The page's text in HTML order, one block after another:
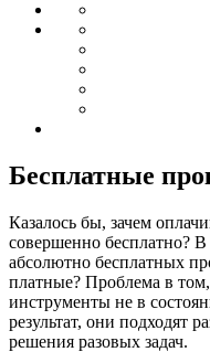
Бесплатные
Казалось бы, зачем
совершенно бесплатно?
абсолютно бесплатных
платные? Проблема в
инструменты не в
результат, они подходят
решения разовых задач.